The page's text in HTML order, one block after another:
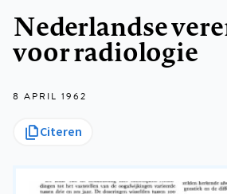
Nederlandse
voor radiologie
8 APRIL 1962
Citeren